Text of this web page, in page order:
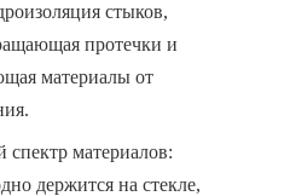
стыков,
протечки и
материалы от
материалов:
держится на стекле,